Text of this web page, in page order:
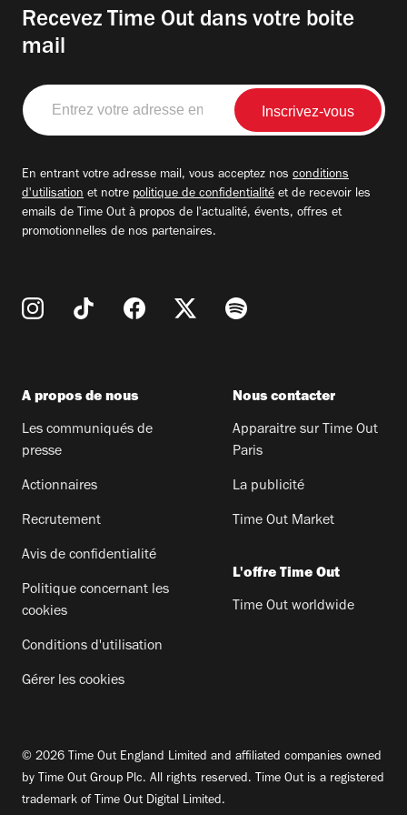
Recevez Time Out dans votre boite
mail
Entrez
votre
adresse
En entrant votre adresse mail, vous acceptez nos conditions
d'utilisation et notre politique de confidentialité et de recevoir les
emails de Time Out à propos de l'actualité, évents, offres et
promotionnelles de nos partenaires.
A propos de nous
Les communiqués de
presse
Actionnaires
Recrutement
Avis de confidentialité
Politique concernant les
cookies
Conditions d'utilisation
Gérer les cookies
Nous contacter
Apparaitre sur Time Out
Paris
La publicité
Time Out Market
L'offre Time Out
Time Out worldwide
© 2026 Time Out England Limited and affiliated companies owned
by Time Out Group Plc. All rights reserved. Time Out is a registered
trademark of Time Out Digital Limited.